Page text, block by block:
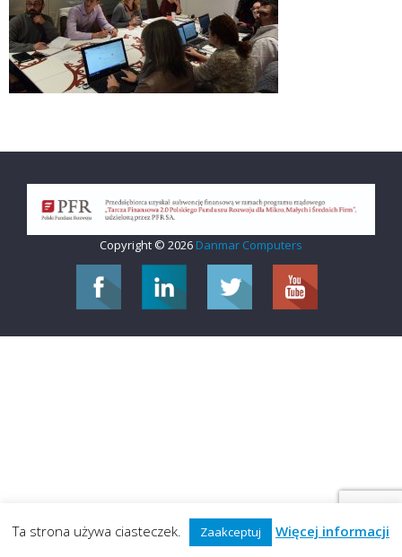
Copyright © 2026 Danmar Computers
Ta strona używa ciasteczek. Zaakceptuj Więcej informacji